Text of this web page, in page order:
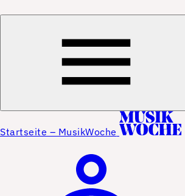
Startseite – MusikWoche